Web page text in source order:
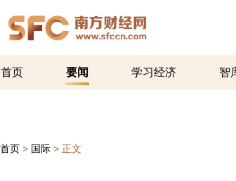
首页 要闻 学习经济 智
首页 > 国际 > 正文